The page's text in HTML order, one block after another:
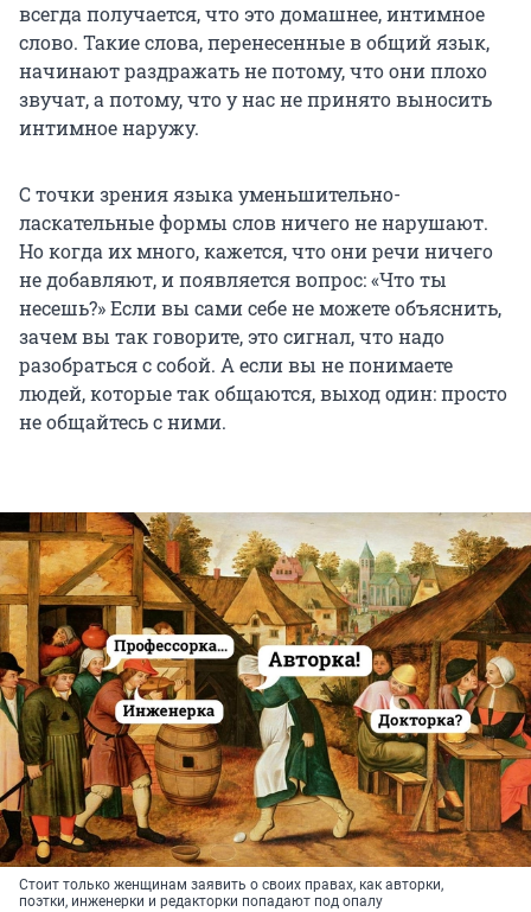
всегда получается, что это домашнее, интимное
слово. Такие слова, перенесенные в общий язык,
начинают раздражать не потому, что они плохо
звучат, а потому, что у нас не принято выносить
интимное наружу.
С точки зрения языка уменьшительно-
ласкательные формы слов ничего не нарушают.
Но когда их много, кажется, что они речи ничего
не добавляют, и появляется вопрос: «Что ты
несешь?» Если вы сами себе не можете объяснить,
зачем вы так говорите, это сигнал, что надо
разобраться с собой. А если вы не понимаете
людей, которые так общаются, выход один: просто
не общайтесь с ними.
Стоит только женщинам заявить о своих правах, как авторки,
поэтки, инженерки и редакторки попадают под опалу